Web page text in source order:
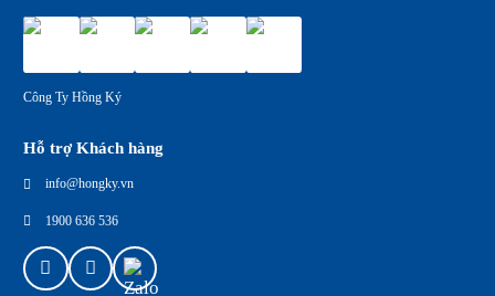
Công Ty Hồng Ký
Hỗ trợ Khách hàng
info@hongky.vn
1900 636 536